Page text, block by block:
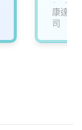
訊安
康達盛
司